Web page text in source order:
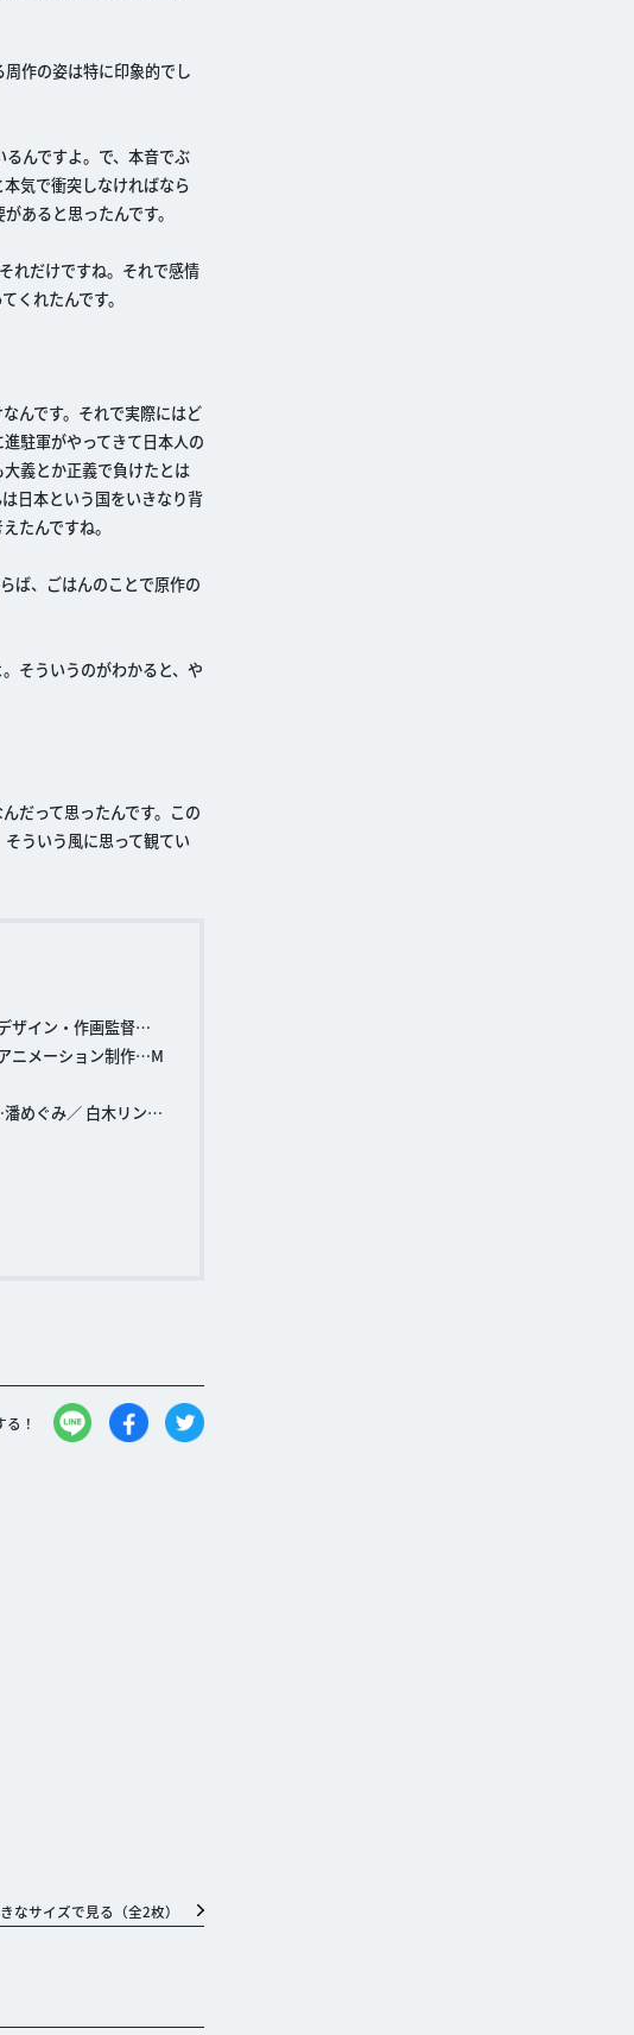
作の姿は特に印象的でし
んですよ。で、本音でぶ
気で衝突しなければなら
あると思ったんです。
れだけですね。それで感情
くれたんです。
んです。それで実際にはど
駐軍がやってきて日本人の
義とか正義で負けたとは
日本という国をいきなり背
たんですね。
ば、ごはんのことで原作の
そういうのがわかると、や
だって思ったんです。この
ういう風に思って観てい
ザイン・作画監督…
ニメーション制作…M
めぐみ／ 白木リン…
！
なサイズで見る（全2枚）